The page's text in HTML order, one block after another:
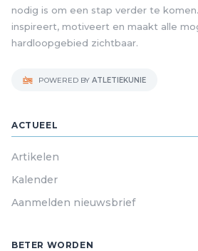
nodig is om een stap verder te
inspireert, motiveert en maakt alle
hardloopgebied zichtbaar.
POWERED BY ATLETIEKUNIE
ACTUEEL
Artikelen
Kalender
Aanmelden nieuwsbrief
BETER WORDEN